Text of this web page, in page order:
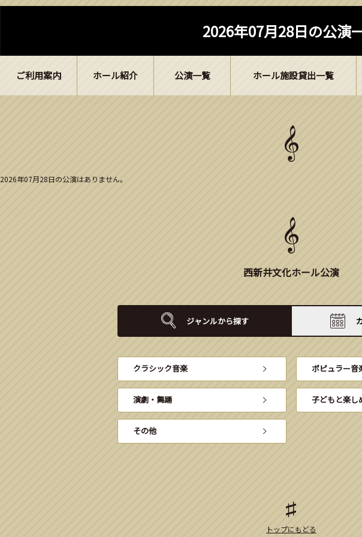
2026年07月28日の公演
ご利用案内 ホール紹介 公演一覧 ホール施設貸出一覧
2026年07月28日の公演はありません。
西新井文化ホール公演
ジャンルから探す
クラシック音楽 ポピュラー音
演劇・舞踊 子どもと楽し
その他
トップにもどる